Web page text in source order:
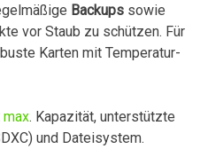
Backupssowie
‍vor Staub zu schützen. Für
Karten mit Temperatur-
max. Kapazität, unterstützte
und Dateisystem.